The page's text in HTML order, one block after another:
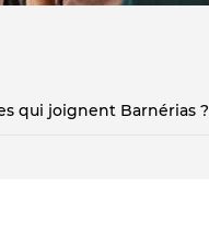
qui joignent Barnérias ?